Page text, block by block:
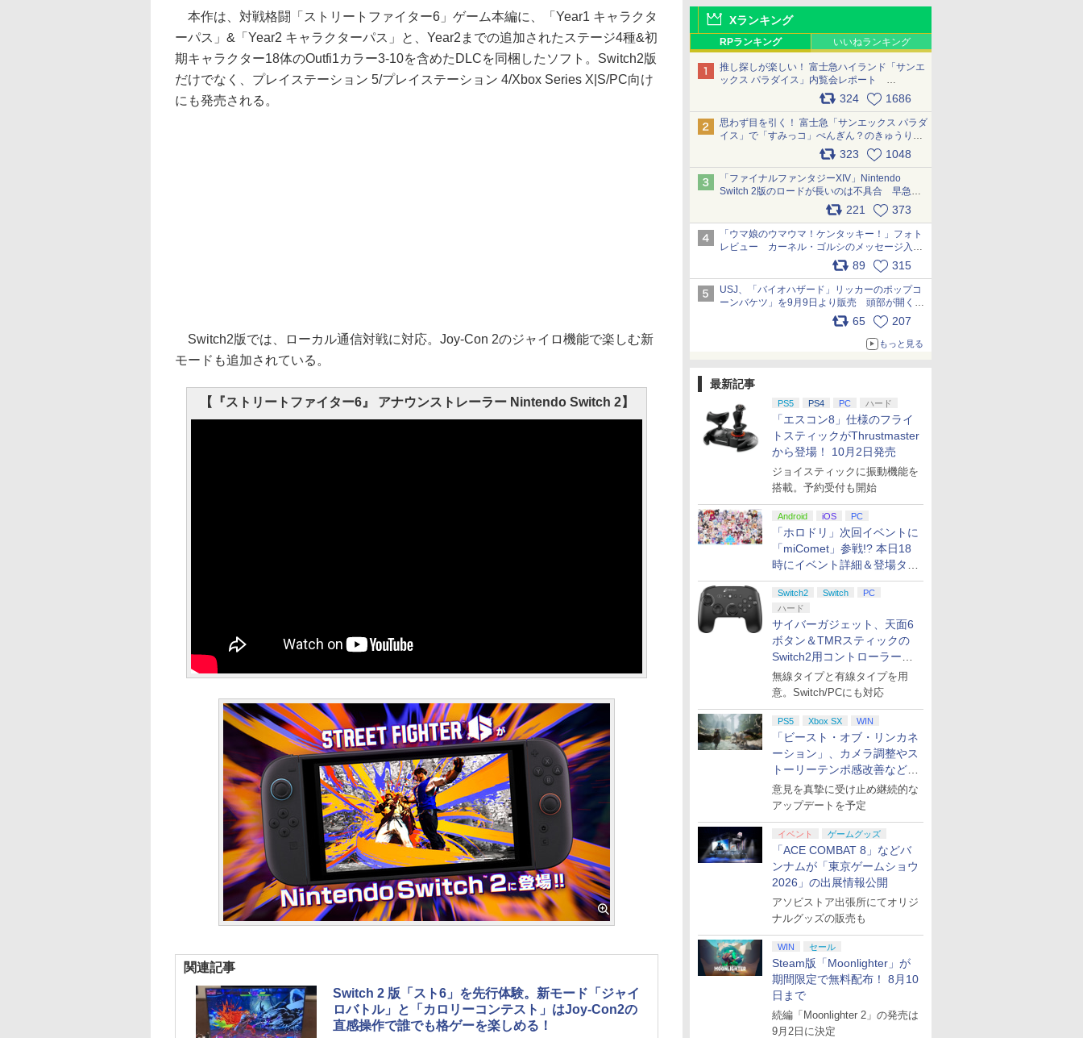
Xランキング
RPランキング いいねランキング
推し探しが楽しい！ 富士急ハイランド「サンエ
ックス パラダイス」内覧会レポート
324 1686
思わず目を引く！ 富士急「サンエックス パラダ
イス」で「すみっコ」ぺんぎん？のきゅうりド
ッグを食べてみた イラストそのままのメニュ
ー化に挑戦。これが意外にもおいしい
pic.x.com/Kgl04hZaeg
323 1048
「ファイナルファンタジーXIV」Nintendo
Switch 2版のロードが長いのは不具合 早急に
アップデートできるよう対応中221 373
「ウマ娘のウマウマ！ケンタッキー！」フォト
レビュー カーネル・ゴルシのメッセージ入り
パッケージや描き下ろしトレカなどが登場
89 315
USJ、「バイオハザード」リッカーのポップコ
ーンバケツ」を9月9日より販売 頭部が開く仕
組み。味は恐怖を堪のう「味噌フレーバー」
65 207
もっと見る
最新記事
PS5 PS4 PC ハード
「エスコン8」仕様のフライ
トスティックがThrustmaster
から登場！ 10月2日発売
ジョイスティックに振動機能を
搭載。予約受付も開始
Android iOS PC
「ホロドリ」次回イベントに
「miComet」参戦!? 本日18
時にイベント詳細＆登場タレ
ント公開
Switch2 Switch
PC
ハード
サイバーガジェット、天面6
ボタン＆TMRスティックの
Switch2用コントローラーを9
月下旬発売！
無線タイプと有線タイプを用
意。Switch/PCにも対応
PS5 Xbox SX WIN
「ビースト・オブ・リンカネ
ーション」、カメラ調整やス
トーリーテンポ感改善などの
アプデを1週間以内に実施
意見を真摯に受け止め継続的な
アップデートを予定
イベント ゲームグッズ
「ACE COMBAT 8」などバ
ンナムが「東京ゲームショウ
2026」の出展情報公開
アソビストア出張所にてオリジ
ナルグッズの販売も
WIN セール
Steam版「Moonlighter」が
期間限定で無料配布！ 8月10
日まで
続編「Moonlighter 2」の発売は
9月2日に決定
本作は、対戦格闘「ストリートファイター6」ゲーム本編に、「Year1 キャラクタ
ーパス」&「Year2 キャラクターパス」と、Year2までの追加されたステージ4種&初
期キャラクター18体のOutfi1カラー3-10を含めたDLCを同梱したソフト。Switch2版
だけでなく、プレイステーション 5/プレイステーション 4/Xbox Series X|S/PC向け
にも発売される。
Switch2版では、ローカル通信対戦に対応。Joy-Con 2のジャイロ機能で楽しむ新
モードも追加されている。
【『ストリートファイター6』 アナウンストレーラー Nintendo Switch 2】
関連記事
Switch 2 版「スト6」を先行体験。新モード「ジャイ
ロバトル」と「カロリーコンテスト」はJoy-Con2の
直感操作で誰でも格ゲーを楽しめる！